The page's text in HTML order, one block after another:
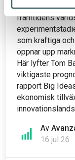
Av
16 jul 26
framtidens
som kraftiga
öppnar upp
Här lyfter Tom
viktigaste
rapport Big
ekonomisk